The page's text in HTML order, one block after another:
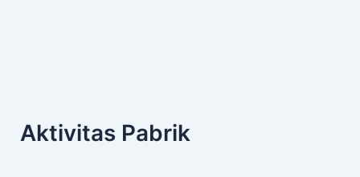
Aktivitas Pabrik